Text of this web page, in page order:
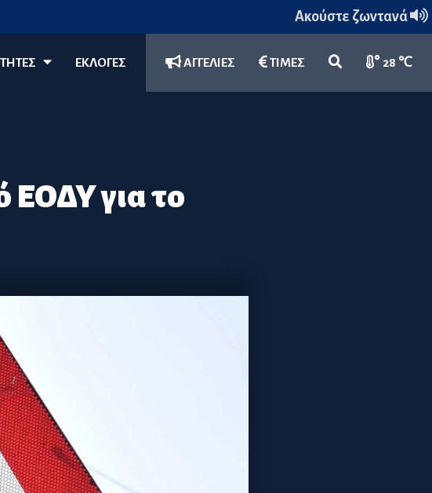
Ακούστε ζωντανά
ΕΚΛΟΓΕΣ ΑΓΓΕΛΙΕΣ ΤΙΜΕΣ 28 ℃
ΕΟΔΥ για το